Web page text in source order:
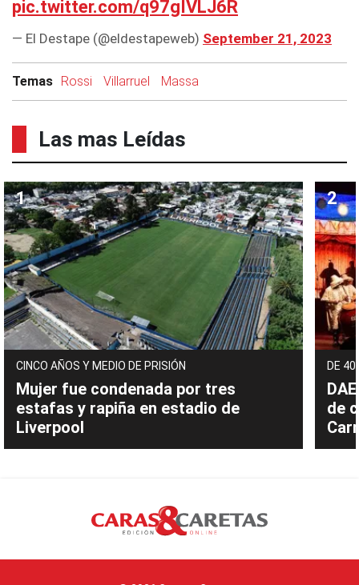
pic.twitter.com/q97gIVLJ6R
— El Destape (@eldestapeweb) September 21, 2023
Temas Rossi Villarruel Massa
Las mas Leídas
CINCO AÑOS Y MEDIO DE PRISIÓN
Mujer fue condenada por tres
estafas y rapiña en estadio de
Liverpool
DE
de